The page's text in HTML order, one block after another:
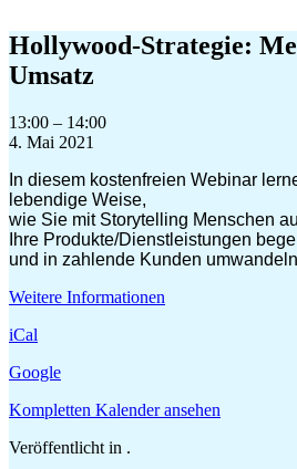
Inhalt
springen
Hollywood-Strategie:
Umsatz
Hollywood-
Strategie:
Kunden
und
Umsatz
13:00 – 14:00
4. Mai 2021
In diesem kostenfreien Webinar
lebendige Weise,
wie Sie mit Storytelling Menschen
Ihre Produkte/Dienstleistungen
und in zahlende Kunden
Weitere Informationen
iCal
Google
Kompletten Kalender ansehen
Veröffentlicht in .